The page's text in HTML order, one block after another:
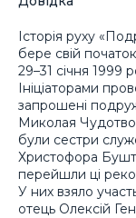
Історія руху
бере свій
29–31 січня 1999
Ініціаторами
запрошені
Миколая
були сестри
Христофора
перейшли ці
У них взяло
отець Олексій